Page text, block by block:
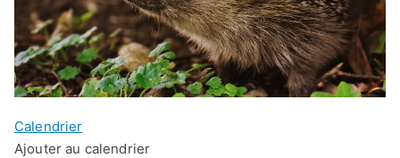
Calendrier
Ajouter au calendrier